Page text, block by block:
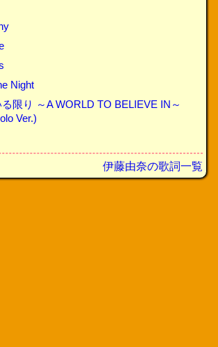
Night
限り ～A WORLD TO BELIEVE IN～
Ver.)
伊藤由奈の歌詞一覧